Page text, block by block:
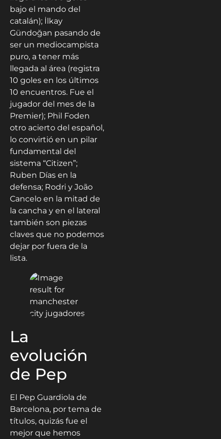
bajo el mando del
catalán); İlkay
Gündoğan pasando de
ser un mediocampista
puro, a tener más
llegada al área (registra
10 goles en los últimos
10 encuentros. Fue el
jugador del mes de la
Premier); Phil Foden
otro acierto del español,
lo convirtió en un pilar
fundamental del
sistema “Citizen”;
Ruben Días en la
defensa; Rodri y João
Cancelo en la mitad de
la cancha y en el lateral
también son piezas
claves que no podemos
dejar por fuera de la
lista.
La
evolución
de Pep
El Pep Guardiola de
Barcelona, por tema de
títulos, quizás fue el
mejor que hemos